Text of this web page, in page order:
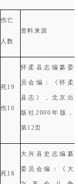
伤亡
人数
资料来源
死19
伤10
怀柔县志编纂委
员会编：《怀柔
县志》，北京出
版社2000 年版，
第12页
死18
大兴县史志编纂
委员会编：《大